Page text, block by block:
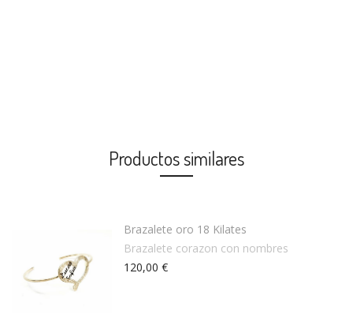
Productos similares
Brazalete oro 18 Kilates
Brazalete corazon con nombres
120,00 €